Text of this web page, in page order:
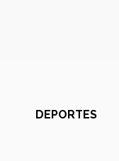
DEPORTES